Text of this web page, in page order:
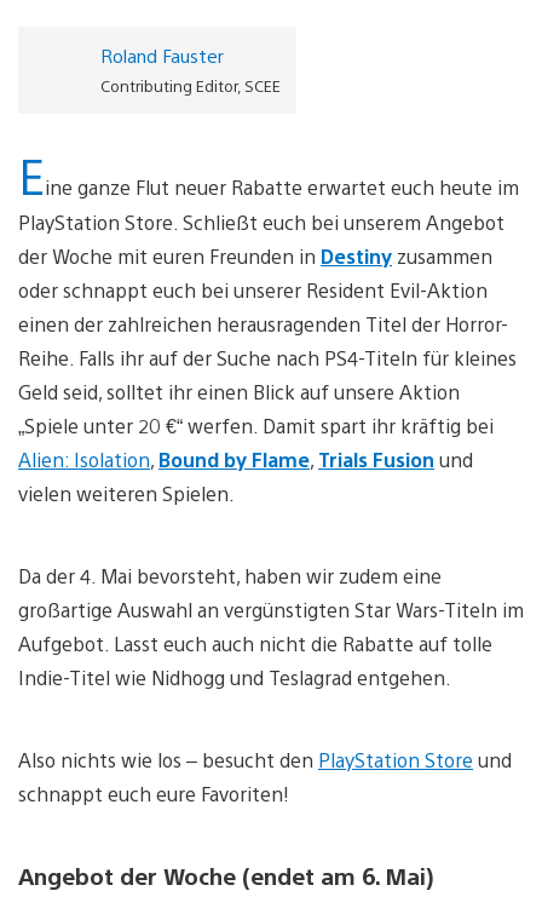
Roland Fauster
Contributing Editor, SCEE
Eine ganze Flut neuer Rabatte erwartet euch heute im
PlayStation Store. Schließt euch bei unserem Angebot
der Woche mit euren Freunden in Destiny zusammen
oder schnappt euch bei unserer Resident Evil-Aktion
einen der zahlreichen herausragenden Titel der Horror-
Reihe. Falls ihr auf der Suche nach PS4-Titeln für kleines
Geld seid, solltet ihr einen Blick auf unsere Aktion
„Spiele unter 20 €“ werfen. Damit spart ihr kräftig bei
Alien: Isolation, Bound by Flame, Trials Fusion und
vielen weiteren Spielen.
Da der 4. Mai bevorsteht, haben wir zudem eine
großartige Auswahl an vergünstigten Star Wars-Titeln im
Aufgebot. Lasst euch auch nicht die Rabatte auf tolle
Indie-Titel wie Nidhogg und Teslagrad entgehen.
Also nichts wie los – besucht den PlayStation Store und
schnappt euch eure Favoriten!
Angebot der Woche (endet am 6. Mai)